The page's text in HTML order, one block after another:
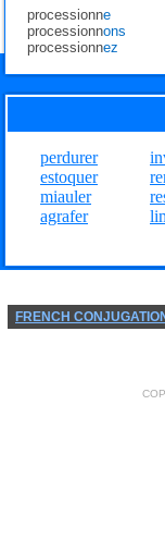
processionne
processionnons
processionnez
perdurer
estoquer
miauler
agrafer
FRENCH